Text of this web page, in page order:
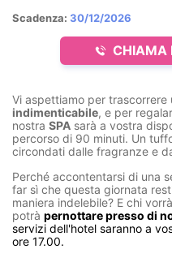
CHIAMA
Scadenza: 30/12/2026
Vi aspettiamo per trascorrere
indimenticabile, e per
nostra SPA sarà a vostra
percorso di 90 minuti. Un
circondati dalle fragranze e
Perché accontentarsi di una
far sì che questa giornata
maniera indelebile? E chi
potrà pernottare presso di
servizi dell'hotel saranno a
ore 17.00.